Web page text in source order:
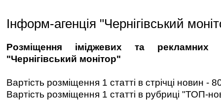
Інформ-агенція "Чернігівський
Розміщення іміджевих та рекламних
"Чернігівський монітор"
Вартість розміщення 1 статті в стрічці новин -
Вартість розміщення 1 статті в рубриці "ТОП-